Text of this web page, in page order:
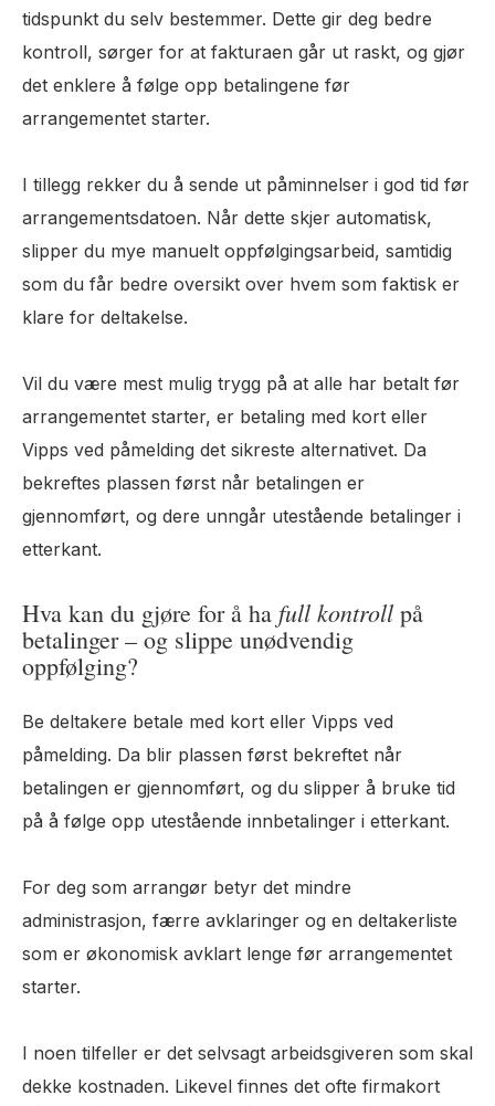
tidspunkt du selv bestemmer. Dette gir deg bedre
kontroll, sørger for at fakturaen går ut raskt, og gjør
det enklere å følge opp betalingene før
arrangementet starter.
I tillegg rekker du å sende ut påminnelser i god tid før
arrangementsdatoen. Når dette skjer automatisk,
slipper du mye manuelt oppfølgingsarbeid, samtidig
som du får bedre oversikt over hvem som faktisk er
klare for deltakelse.
Vil du være mest mulig trygg på at alle har betalt før
arrangementet starter, er betaling med kort eller
Vipps ved påmelding det sikreste alternativet. Da
bekreftes plassen først når betalingen er
gjennomført, og dere unngår utestående betalinger i
etterkant.
Hva kan du gjøre for å ha full kontroll på
betalinger – og slippe unødvendig
oppfølging?
Be deltakere betale med kort eller Vipps ved
påmelding. Da blir plassen først bekreftet når
betalingen er gjennomført, og du slipper å bruke tid
på å følge opp utestående innbetalinger i etterkant.
For deg som arrangør betyr det mindre
administrasjon, færre avklaringer og en deltakerliste
som er økonomisk avklart lenge før arrangementet
starter.
I noen tilfeller er det selvsagt arbeidsgiveren som skal
dekke kostnaden. Likevel finnes det ofte firmakort